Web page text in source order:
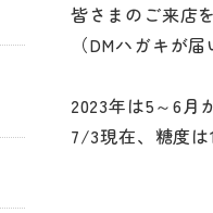
皆さまのご来店
（DMハガキが
2023年は5～6月
7/3現在、糖度は